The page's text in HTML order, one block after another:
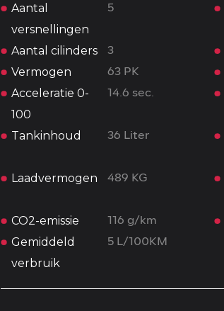
Aantal
versnellingen
5
Aantal cilinders 3
Vermogen 63 PK
Acceleratie 0-
100
14.6 sec.
Tankinhoud 36 Liter
Laadvermogen 489 KG
CO2-emissie 116 g/km
Gemiddeld
verbruik
5 L/100KM